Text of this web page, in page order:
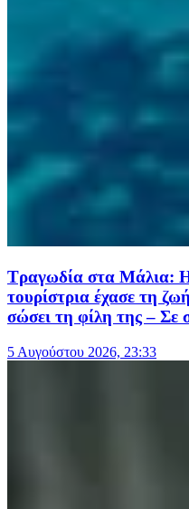
Τραγωδία στα Μάλια:
τουρίστρια έχασε τη
σώσει τη φίλη της – Σε
5 Αυγούστου 2026, 23:33